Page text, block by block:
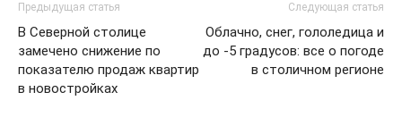
Предыдущая статья
В Северной столице
замечено снижение по
показателю продаж квартир
в новостройках
Следующая статья
Облачно, снег, гололедица и
до -5 градусов: все о погоде
в столичном регионе